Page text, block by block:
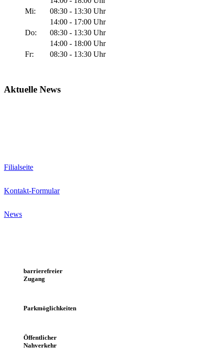
Mi:
08:30 - 13:30 Uhr
14:00 - 17:00 Uhr
Do:
08:30 - 13:30 Uhr
14:00 - 18:00 Uhr
Fr:
08:30 - 13:30 Uhr
Aktuelle News
Filialseite
Kontakt-Formular
News
barrierefreier
Zugang
Parkmöglichkeiten
Öffentlicher
Nahverkehr